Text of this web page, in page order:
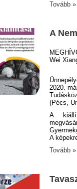
Tovább »
A
Wei
2020.
(Pécs,
A
A
Tovább »